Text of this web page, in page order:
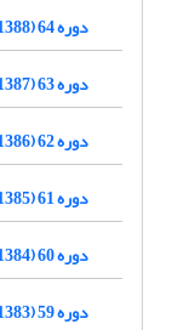
دوره 64 (1388)
دوره 63 (1387)
دوره 62 (1386)
دوره 61 (1385)
دوره 60 (1384)
دوره 59 (1383)